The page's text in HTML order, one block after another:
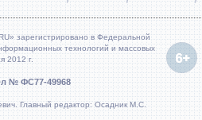
зарегистрировано в Федеральной
технологий и массовых
2012 г.
№ ФС77-49968
Главный редактор: Осадник М.С.